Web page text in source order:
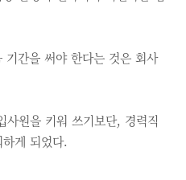
기간을 써야 한다는 것은 회사
사원을 키워 쓰기보단, 경력직
게 되었다.